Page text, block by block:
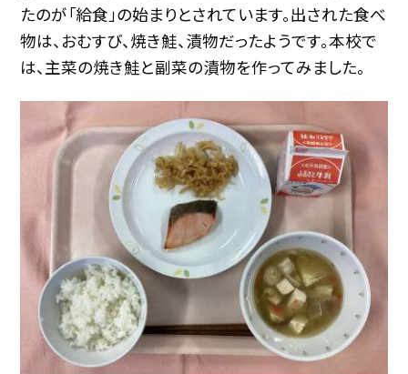
たのが「給食」の始まりとされています。出された食べ
物は、おむすび、焼き鮭、漬物だったようです。本校で
は、主菜の焼き鮭と副菜の漬物を作ってみました。